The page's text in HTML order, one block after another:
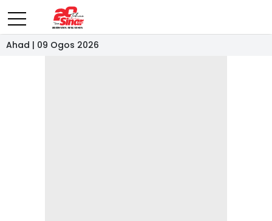
Ahad | 09 Ogos 2026